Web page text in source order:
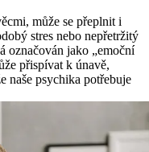
může se přeplnit i
stres nebo nepřetržitý
označován jako „emoční
přispívat k únavě,
naše psychika potřebuje